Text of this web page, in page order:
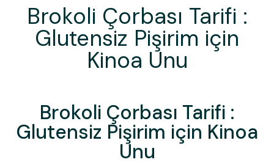
Brokoli Çorbası Tarifi :
Glutensiz Pişirim için
Kinoa Unu
Brokoli Çorbası Tarifi :
Glutensiz Pişirim için Kinoa
Unu